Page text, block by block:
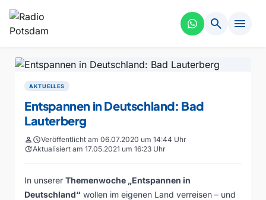
search menu
AKTUELLES
Entspannen in Deutschland: Bad
Lauterberg
personscheduleVeröffentlicht am 06.07.2020 um 14:44 Uhr
updateAktualisiert am 17.05.2021 um 16:23 Uhr
In unserer Themenwoche „Entspannen in
Deutschland“ wollen im eigenen Land verreisen – und